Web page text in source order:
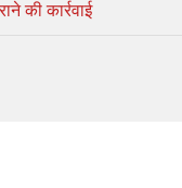
की कार्रवाई